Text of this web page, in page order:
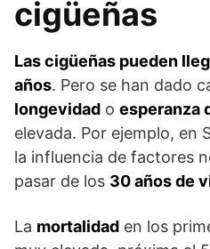
cigüeñas
Las cigüeñas pueden
años. Pero se han dado
longevidad o esperanza
elevada. Por ejemplo, en
la influencia de factores
pasar de los 30 años de
La mortalidad en los